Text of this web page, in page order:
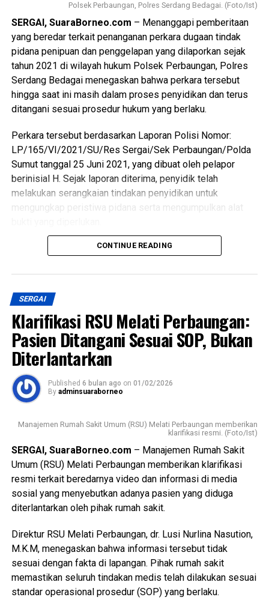
Polsek Perbaungan, Polres Serdang Bedagai. (Foto/Ist)
SERGAI, SuaraBorneo.com – Menanggapi pemberitaan
yang beredar terkait penanganan perkara dugaan tindak
pidana penipuan dan penggelapan yang dilaporkan sejak
tahun 2021 di wilayah hukum Polsek Perbaungan, Polres
Serdang Bedagai menegaskan bahwa perkara tersebut
hingga saat ini masih dalam proses penyidikan dan terus
ditangani sesuai prosedur hukum yang berlaku.
Perkara tersebut berdasarkan Laporan Polisi Nomor:
LP/165/VI/2021/SU/Res Sergai/Sek Perbaungan/Polda
Sumut tanggal 25 Juni 2021, yang dibuat oleh pelapor
berinisial H. Sejak laporan diterima, penyidik telah
melakukan serangkaian tindakan penyidikan untuk
mengungkap peristiwa pidana serta mengumpulkan alat
Dalam proses penyidikan, penyidik telah memeriksa
MT alias M, RW, MI, serta CNMRS. Selain pemeriksaan
saksi, penyidik juga telah melakukan penyitaan berbagai
barang bukti yang berkaitan dengan perkara, di antaranya
satu lembar slip transfer Bank Mandiri senilai Rp2.500.000,
satu lembar kwitansi titipan uang panjar pembelian mobil
Avanza, satu lembar fotokopi dokumen transaksi senilai
Rp95.000.000, uang tunai Rp2.500.000, serta satu set
fotokopi BPKB mobil Avanza G Luxury BK 1564 WF.
Berdasarkan hasil penyidikan dan alat bukti yang telah
dikumpulkan, penyidik menetapkan seorang tersangka
berinisial A. Namun, karena yang bersangkutan belum
berhasil ditemukan, penyidik telah menerbitkan Daftar
Pencarian Orang (DPO) terhadap tersangka guna
mempercepat proses penegakan hukum.
Saat ini, penyidik masih terus melakukan pencarian
seorang perempuan berinisial LA yang diduga memiliki
keterkaitan dengan perkara, serta mencari keberadaan
mobil Avanza BK 1564 WF yang diketahui telah dijual oleh
salah seorang saksi dalam perkara tersebut.
CONTINUE READING
SERGAI
Klarifikasi RSU Melati Perbaungan:
Pasien Ditangani Sesuai SOP, Bukan
Diterlantarkan
Published 6 bulan ago on 01/02/2026
By adminsuaraborneo
Manajemen Rumah Sakit Umum (RSU) Melati Perbaungan memberikan
klarifikasi resmi. (Foto/Ist)
SERGAI, SuaraBorneo.com – Manajemen Rumah Sakit
Umum (RSU) Melati Perbaungan memberikan klarifikasi
resmi terkait beredarnya video dan informasi di media
sosial yang menyebutkan adanya pasien yang diduga
diterlantarkan oleh pihak rumah sakit.
Direktur RSU Melati Perbaungan, dr. Lusi Nurlina Nasution,
M.K.M, menegaskan bahwa informasi tersebut tidak
sesuai dengan fakta di lapangan. Pihak rumah sakit
memastikan seluruh tindakan medis telah dilakukan sesuai
standar operasional prosedur (SOP) yang berlaku.